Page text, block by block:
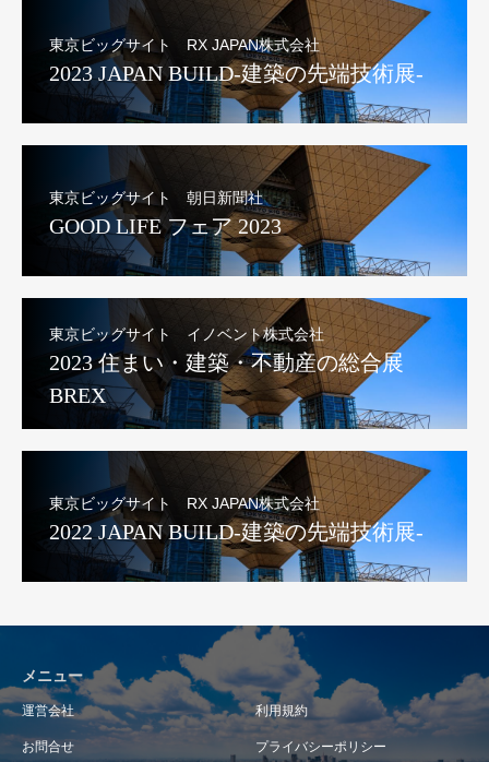
東京ビッグサイト RX JAPAN株式会社
2023 JAPAN BUILD-建築の先端技術展-
東京ビッグサイト 朝日新聞社
GOOD LIFE フェア 2023
東京ビッグサイト イノベント株式会社
2023 住まい・建築・不動産の総合展
BREX
東京ビッグサイト RX JAPAN株式会社
2022 JAPAN BUILD-建築の先端技術展-
メニュー
運営会社 利用規約
お問合せ プライバシーポリシー